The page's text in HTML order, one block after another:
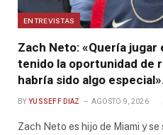
ENTREVISTAS
Zach Neto: «Quería jugar
tenido la oportunidad de
habría sido algo
BY YUSSEFF DIAZ AGOSTO 9, 2026
Zach Neto es hijo de Miami y